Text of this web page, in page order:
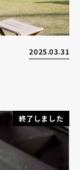
2025.03.31
終了しました